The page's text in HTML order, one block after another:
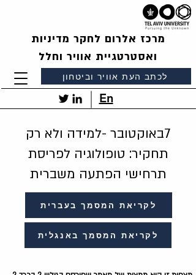
לכתב העת אוויר וביטחון
מרכז אלרום לחקר מדיניות
ואסטרטגיית אוויר וחלל
En
7באוקטובר -למידה ולא רק
תחקיר: טופולוגיה לפריסת
תרחישי הפתעה משברית
לקריאת המסמך בעברית
לקריאת המסמך באנגלית